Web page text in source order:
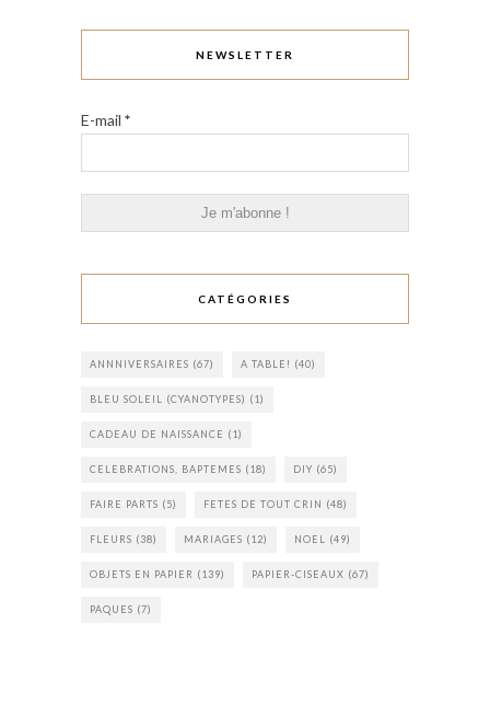
NEWSLETTER
E-mail *
CATÉGORIES
ANNNIVERSAIRES (67) A TABLE! (40)
BLEU SOLEIL (CYANOTYPES) (1)
CADEAU DE NAISSANCE (1)
CELEBRATIONS, BAPTEMES (18) DIY (65)
FAIRE PARTS (5) FETES DE TOUT CRIN (48)
FLEURS (38) MARIAGES (12) NOEL (49)
OBJETS EN PAPIER (139) PAPIER-CISEAUX (67)
PAQUES (7)